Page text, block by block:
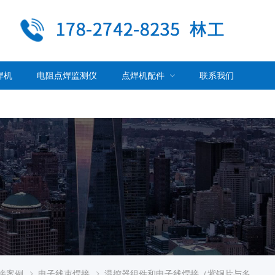
机 电阻点焊监测仪 点焊机配件 联系我们